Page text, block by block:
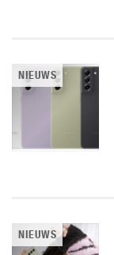
NIEUWS
NIEUWS